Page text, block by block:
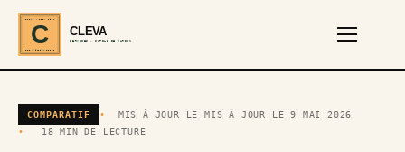
C
CLEVA · EST. 2024
REF · GARDEN TOOLS
CLEVA
SERVICES · OUTILS DE JARDIN
COMPARATIF
MIS À JOUR LE MIS À JOUR LE 9 MAI 2026
18 MIN DE LECTURE